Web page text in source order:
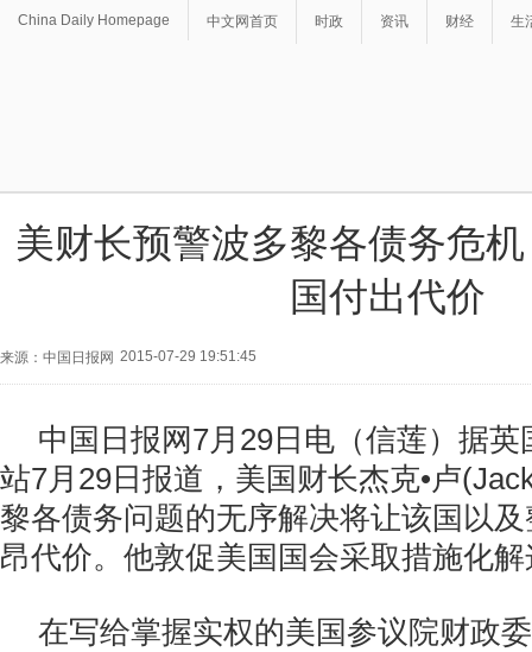
China Daily Homepage 中文网首页 时政 资讯 财经 生
美财长预警波多黎各债务危
国付出代价
来源：中国日报网 2015-07-29 19:51:45
中国日报网7月29日电（信莲）据
站7月29日报道，美国财长杰克•卢
黎各债务问题的无序解决将让该国以
昂代价。他敦促美国国会采取措施化
在写给掌握实权的美国参议院财政